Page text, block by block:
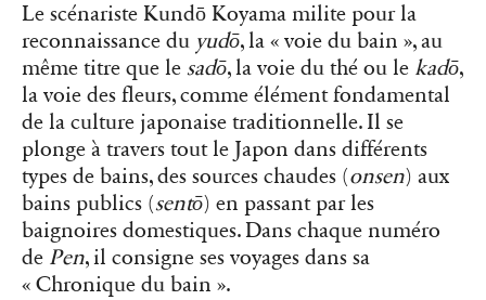
Le scénariste Kundō Koyama milite pour la
reconnaissance du yudō, la « voie du bain », au
même titre que le sadō, la voie du thé ou le kadō,
la voie des fleurs, comme élément fondamental
de la culture japonaise traditionnelle. Il se
plonge à travers tout le Japon dans différents
types de bains, des sources chaudes (onsen) aux
bains publics (sentō) en passant par les
baignoires domestiques. Dans chaque numéro
de Pen, il consigne ses voyages dans sa
« Chronique du bain ».